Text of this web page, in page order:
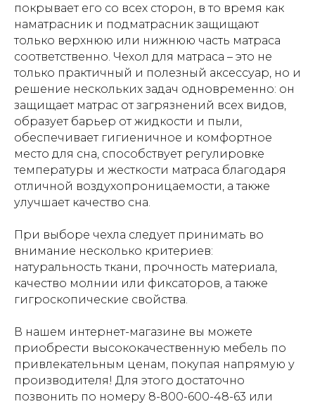
покрывает его со всех сторон, в то время как
наматрасник и подматрасник защищают
только верхнюю или нижнюю часть матраса
соответственно. Чехол для матраса – это не
только практичный и полезный аксессуар, но и
решение нескольких задач одновременно: он
защищает матрас от загрязнений всех видов,
образует барьер от жидкости и пыли,
обеспечивает гигиеничное и комфортное
место для сна, способствует регулировке
температуры и жесткости матраса благодаря
отличной воздухопроницаемости, а также
улучшает качество сна.
При выборе чехла следует принимать во
внимание несколько критериев:
натуральность ткани, прочность материала,
качество молнии или фиксаторов, а также
гигроскопические свойства.
В нашем интернет-магазине вы можете
приобрести высококачественную мебель по
привлекательным ценам, покупая напрямую у
производителя! Для этого достаточно
позвонить по номеру 8-800-600-48-63 или